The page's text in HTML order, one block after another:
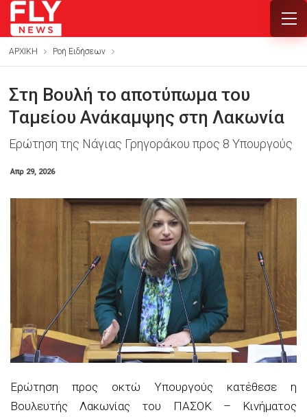
ΑΡΧΙΚΗ Ροή Ειδήσεων
Στη Βουλή το αποτύπωμα του
Ταμείου Ανάκαμψης στη Λακωνία
Ερώτηση της Νάγιας Γρηγοράκου προς 8 Υπουργούς
Απρ 29, 2026
Ερώτηση προς οκτώ Υπουργούς κατέθεσε η
Βουλευτής Λακωνίας του ΠΑΣΟΚ – Κινήματος